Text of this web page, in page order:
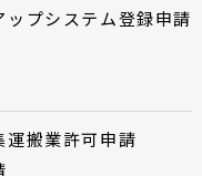
ップシステム登録申請
運搬業許可申請